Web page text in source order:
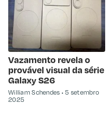
Vazamento revela o
provável visual da série
Galaxy S26
William Schendes
5 setembro
2025